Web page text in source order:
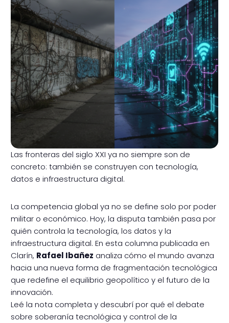
Las fronteras del siglo XXI ya no siempre son de
concreto: también se construyen con tecnología,
datos e infraestructura digital.
La competencia global ya no se define solo por poder
militar o económico. Hoy, la disputa también pasa por
quién controla la tecnología, los datos y la
infraestructura digital. En esta columna publicada en
Clarín, Rafael Ibañez analiza cómo el mundo avanza
hacia una nueva forma de fragmentación tecnológica
que redefine el equilibrio geopolítico y el futuro de la
innovación.
Leé la nota completa y descubrí por qué el debate
sobre soberanía tecnológica y control de la